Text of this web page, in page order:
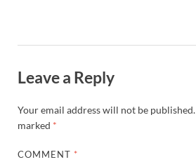
Leave a Reply
Your email address will not be published.
marked *
COMMENT *